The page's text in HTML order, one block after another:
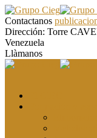
Contactanos
Dirección: Torre
Venezuela
Llàmanos